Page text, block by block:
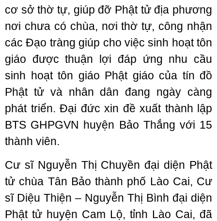
cơ sở thờ tự, giúp đỡ Phật tử địa phương
nơi chưa có chùa, nơi thờ tự, công nhận
các Đạo tràng giúp cho việc sinh hoạt tôn
giáo được thuận lợi đáp ứng nhu cầu
sinh hoạt tôn giáo Phật giáo của tín đồ
Phật tử và nhân dân đang ngày càng
phát triển. Đại đức xin đề xuất thành lập
BTS GHPGVN huyện Bảo Thắng với 15
thành viên.
Cư sĩ Nguyễn Thị Chuyền đại diện Phật
tử chùa Tân Bảo thành phố Lào Cai, Cư
sĩ Diệu Thiện – Nguyễn Thị Bình đại diện
Phật tử huyện Cam Lộ, tỉnh Lào Cai, đã